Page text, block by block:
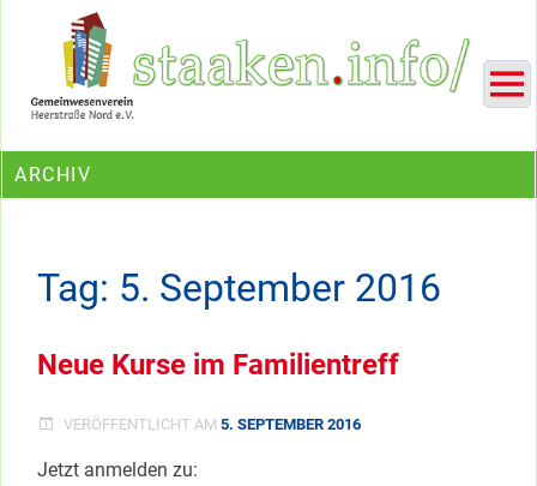
Ein Projekt des Gemeinwesenvereins Heerstraße Nord
ARCHIV
Tag: 5. September 2016
Neue Kurse im Familientreff
VERÖFFENTLICHT AM 5. SEPTEMBER 2016
Jetzt anmelden zu: